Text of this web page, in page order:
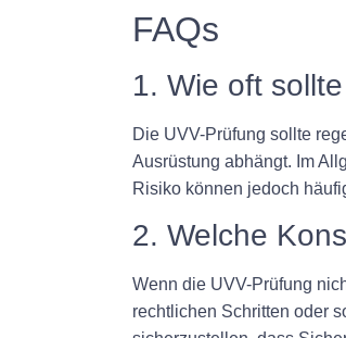
FAQs
1. Wie oft
Die UVV-Prüfung sollte
Ausrüstung abhängt. Im
Risiko können jedoch
2. Welche
Wenn die UVV-Prüfung
rechtlichen Schritten oder